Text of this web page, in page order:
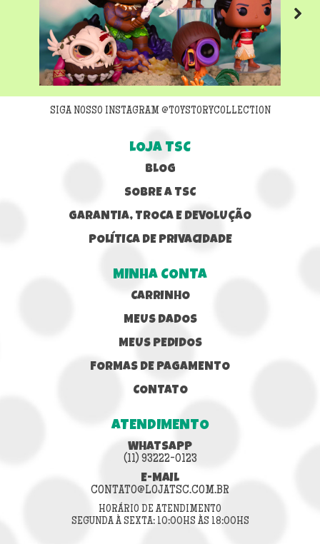
Next
SIGA NOSSO INSTAGRAM @TOYSTORYCOLLECTION
LOJA TSC
BLOG
SOBRE A TSC
GARANTIA, TROCA E DEVOLUÇÃO
POLÍTICA DE PRIVACIDADE
MINHA CONTA
CARRINHO
MEUS DADOS
MEUS PEDIDOS
FORMAS DE PAGAMENTO
CONTATO
ATENDIMENTO
WHATSAPP
(11) 93222-0123
E-MAIL
CONTATO@LOJATSC.COM.BR
HORÁRIO DE ATENDIMENTO
SEGUNDA À SEXTA: 10:00HS ÀS 18:00HS